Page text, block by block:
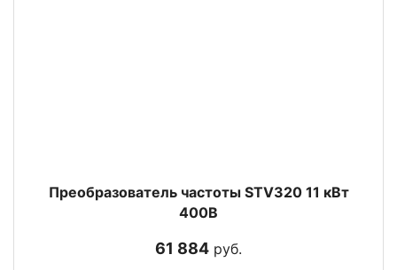
Преобразователь частоты STV320 11 кВт
400В
61 884 руб.